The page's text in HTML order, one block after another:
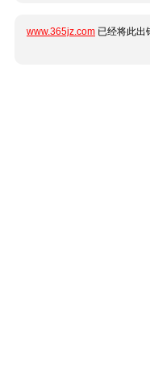
www.365jz.com 已经将此出